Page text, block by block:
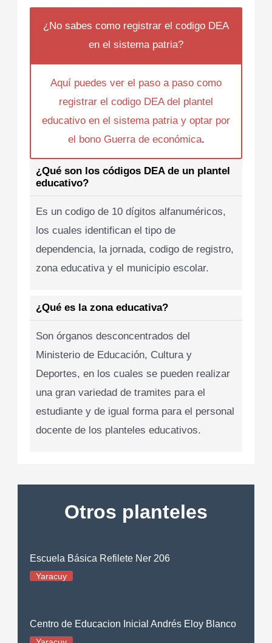
¿No sabes como registrar el codigo DEA
en el sistema patria?
Aquí puedes ver el paso a paso como
registrar el codigo DEA del plantel
educativo en el sistema patria y optar por
el bono Guerra de económica.
¿Qué son los códigos DEA de un plantel
educativo?
Es un codigo de 10 dígitos alfanuméricos,
los cuales identifican el tipo de
dependencia, la jornada, codigo de registro,
zona educativa y el municipio escolar.
¿Qué es la zona educativa?
Son órganos desconcentrados del
Ministerio de Educación, Cultura y
Deportes, en los cuales se pueden realizar
una gran variedad de tramites para el
estudiante y de igual forma para el personal
docente de los planteles educativos.
Otros planteles
Escuela Básica Refilete Ner 206
Yaracuy
Centro de Educacion Inicial Andrés Eloy Blanco